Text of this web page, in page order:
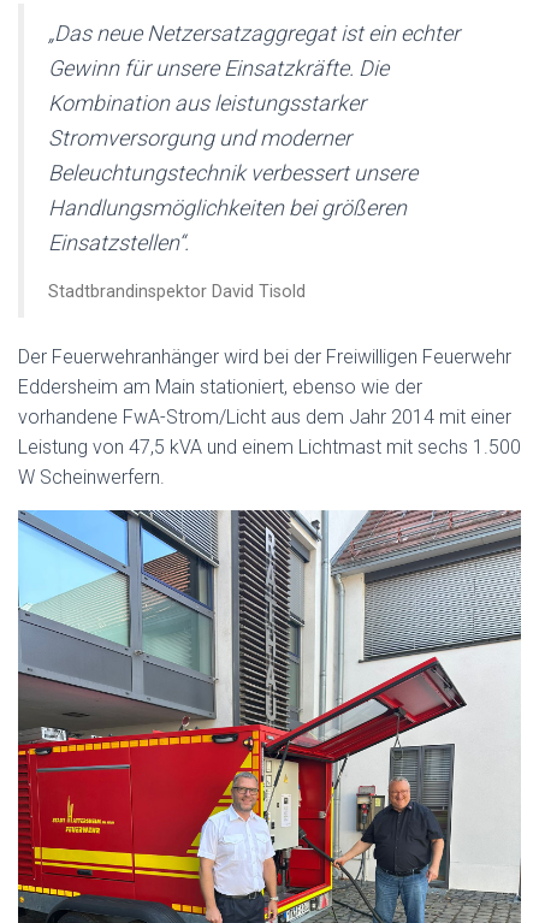
„Das neue Netzersatzaggregat ist ein echter
Gewinn für unsere Einsatzkräfte. Die
Kombination aus leistungsstarker
Stromversorgung und moderner
Beleuchtungstechnik verbessert unsere
Handlungsmöglichkeiten bei größeren
Einsatzstellen“.
Stadtbrandinspektor David Tisold
Der Feuerwehranhänger wird bei der Freiwilligen Feuerwehr
Eddersheim am Main stationiert, ebenso wie der
vorhandene FwA-Strom/Licht aus dem Jahr 2014 mit einer
Leistung von 47,5 kVA und einem Lichtmast mit sechs 1.500
W Scheinwerfern.